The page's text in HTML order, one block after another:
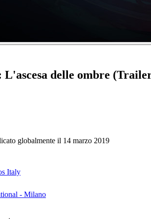
L'ascesa delle ombre
globalmente il 14 marzo 2019
Italy
- Milano